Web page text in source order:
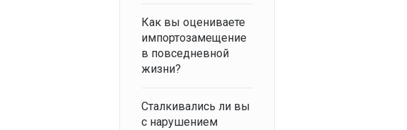
Как вы оцениваете
импортозамещение
в повседневной
жизни?
Сталкивались ли вы
с нарушением